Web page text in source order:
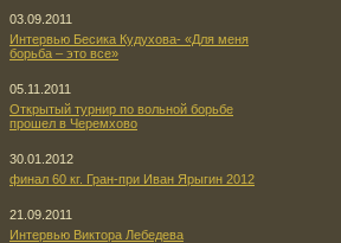
03.09.2011
Интервью Бесика Кудухова- «Для меня
борьба – это все»
05.11.2011
Открытый турнир по вольной борьбе
прошел в Черемхово
30.01.2012
финал 60 кг. Гран-при Иван Ярыгин 2012
21.09.2011
Интервью Виктора Лебедева